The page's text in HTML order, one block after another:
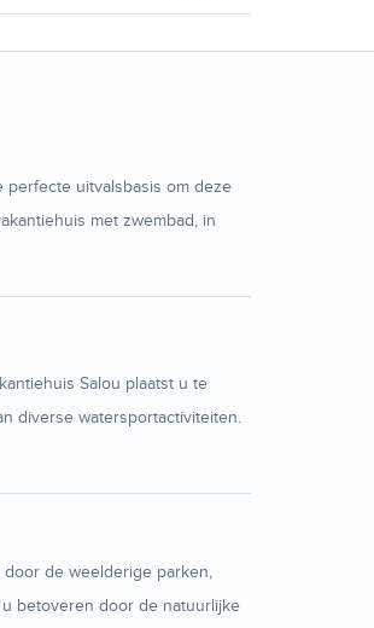
perfecte uitvalsbasis om deze
met zwembad, in
Salou plaatst u te
diverse watersportactiviteiten.
de weelderige parken,
betoveren door de natuurlijke